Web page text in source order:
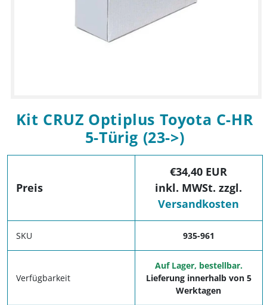
Kit CRUZ Optiplus Toyota C-HR
5-Türig (23->)
Preis
€34,40 EUR
inkl. MWSt. zzgl.
Versandkosten
SKU 935-961
Verfügbarkeit
Auf Lager, bestellbar.
Lieferung innerhalb von 5
Werktagen